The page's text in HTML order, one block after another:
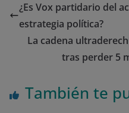
¿Es Vox partidario del
estrategia política?
La cadena
tras perder 5
También te